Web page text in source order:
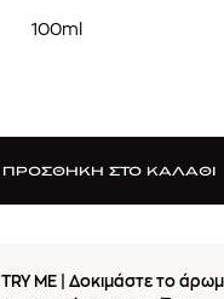
100ml
ΠΡΟΣΘΗΚΗ ΣΤΟ ΚΑΛΑΘΙ
TRY ME
Δοκιμάστε το